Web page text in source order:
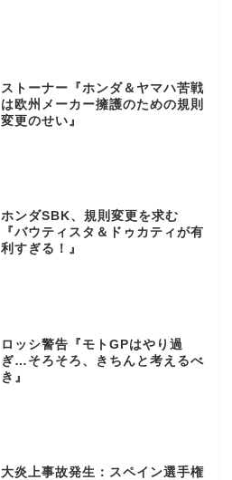
ストーナー『ホンダ＆ヤマハ苦戦
は欧州メーカー擁護のための規則
変更のせい』
ホンダSBK、規則変更を求む
『バウティスタ＆ドゥカティが有
利すぎる！』
ロッシ警告『モトGPはやり過
ぎ…そろそろ、きちんと考えるべ
き』
大炎上事故発生：スペイン選手権